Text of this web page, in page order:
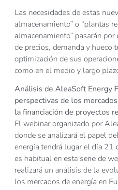
Las necesidades de estas
almacenamiento” o “plantas
almacenamiento” pasarán
de precios, demanda y hueco
optimización de sus
como en el medio y largo
Análisis de AleaSoft Energy
perspectivas de los
la financiación de proyectos
El webinar organizado por
donde se analizará el papel
energía tendrá lugar el día 21
es habitual en esta serie de
realizará un análisis de la
los mercados de energía en